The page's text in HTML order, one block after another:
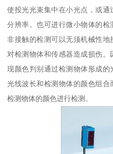
使投光光束集中在小光点，或
分辨率。也可进行微小物体的
非接触的检测可以无须机械性
对检测物体和传感器造成损伤
现颜色判别通过检测物体形成
光线波长和检测物体的颜色组
检测物体的颜色进行检测。